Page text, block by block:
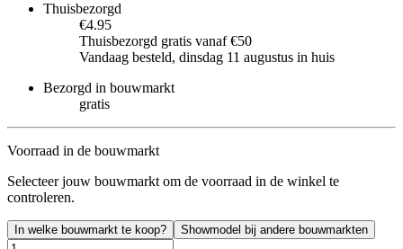
Thuisbezorgd
€4.95
Thuisbezorgd gratis vanaf €50
Vandaag besteld, dinsdag 11 augustus in huis
Bezorgd in bouwmarkt
gratis
Voorraad in de bouwmarkt
Selecteer jouw bouwmarkt om de voorraad in de winkel te
controleren.
In welke bouwmarkt te koop? Showmodel bij andere bouwmarkten